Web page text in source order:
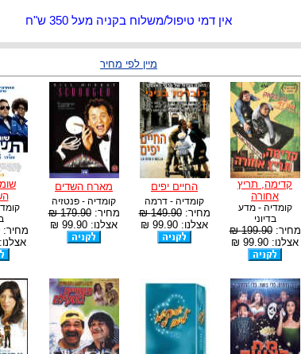
אין דמי טיפול/משלוח בקניה מעל 350 ש"ח
מיין לפי מחיר
קדימה, תריץ
אחורה
קומדיה - מדע
בדיוני
מחיר:199.90 ₪
אצלנו: 99.90 ₪
החיים יפים
קומדיה - דרמה
מחיר:149.90 ₪
אצלנו: 99.90 ₪
מארח השדים
קומדיה - פנטזיה
מחיר:179.90 ₪
אצלנו: 99.90 ₪
מחיר:
אצלנו: 79.90 ₪